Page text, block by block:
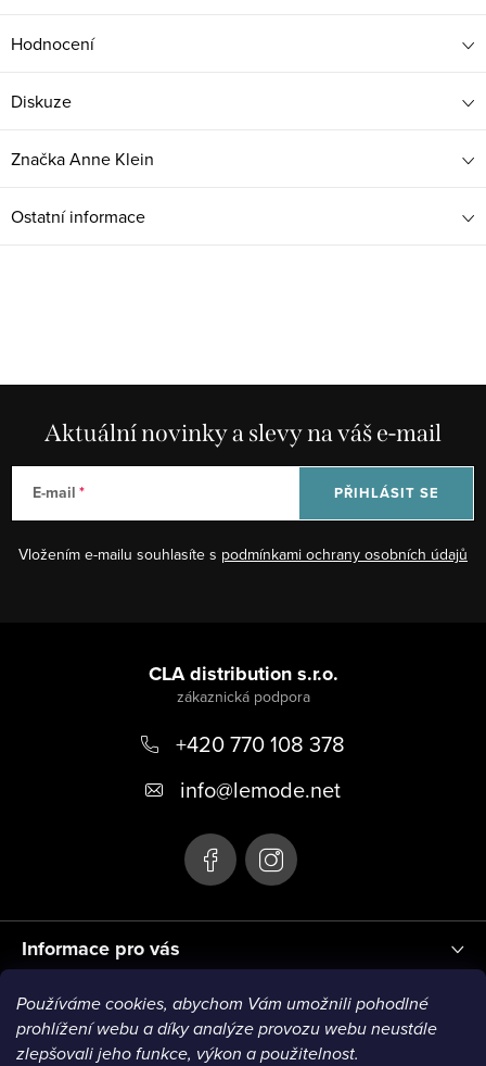
Používáme cookies, abychom Vám umožnili pohodlné
prohlížení webu a díky analýze provozu webu neustále
zlepšovali jeho funkce, výkon a použitelnost.
Hodnocení
Diskuze
ZnačkaAnne Klein
Ostatní informace
Aktuální novinky a slevy na váš e-mail
E-mail
Vložením e-mailu souhlasíte s podmínkami ochrany osobních údajů
PŘIHLÁSIT SE
Informace pro vás
CLA distribution s.r.o.
+420 770 108 378
info@lemode.net
Blog